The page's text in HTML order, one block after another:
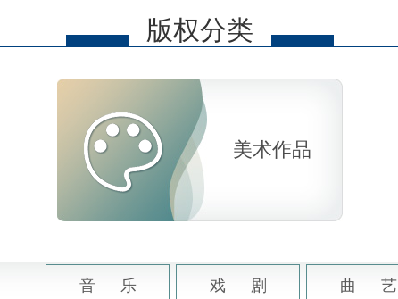
版权分类
美术作品
音 乐 戏 剧 曲 艺